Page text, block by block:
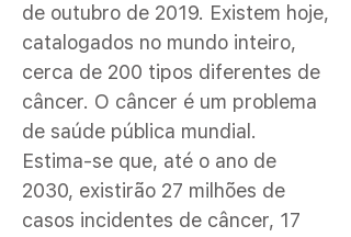
de outubro de 2019. Existem hoje,
catalogados no mundo inteiro,
cerca de 200 tipos diferentes de
câncer. O câncer é um problema
de saúde pública mundial.
Estima-se que, até o ano de
2030, existirão 27 milhões de
casos incidentes de câncer, 17